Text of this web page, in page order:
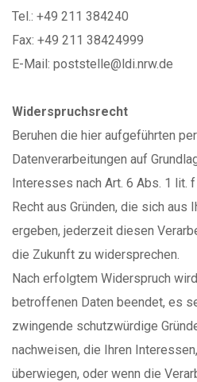
Tel.: +49 211 384240
Fax: +49 211 38424999
E-Mail: poststelle@ldi.nrw.de
Widerspruchsrecht
Beruhen die hier aufgeführten
Datenverarbeitungen auf
Interesses nach Art. 6 Abs. 1 lit. f
Recht aus Gründen, die sich aus
ergeben, jederzeit diesen
die Zukunft zu widersprechen.
Nach erfolgtem Widerspruch
betroffenen Daten beendet, es
zwingende schutzwürdige
nachweisen, die Ihren
überwiegen, oder wenn die